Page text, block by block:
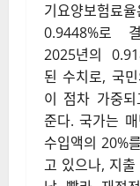
기요양보험료
0.9448%로
2025년의
된 수치로, 국
이 점차 가중
준다.국가는
수입액의 20%
고 있으나, 지